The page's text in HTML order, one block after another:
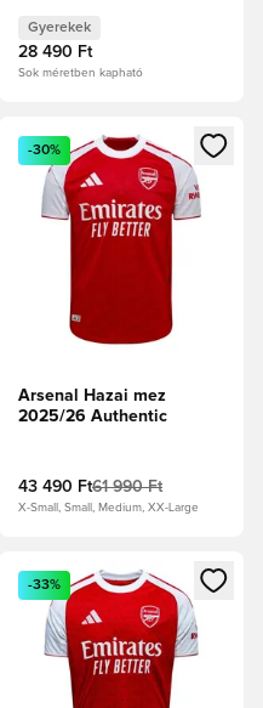
Gyerekek
28 490 Ft
Sok méretben kapható
vagy a tagként
Megnyit egy modált a
-30%
Arsenal Hazai mez
2025/26 Authentic
43 490 Ft61 990 Ft
X-Small, Small, Medium, XX-Large
Megnyit egy modált a
-33%